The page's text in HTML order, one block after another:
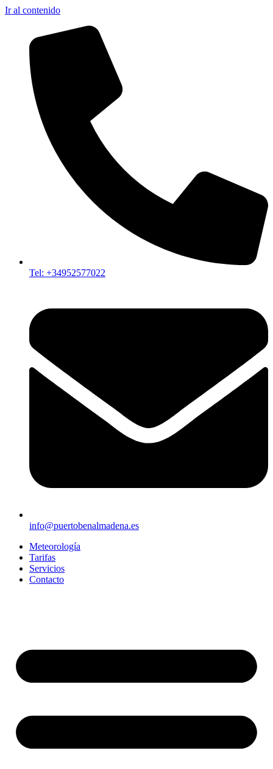
Ir al contenido
Tel: +34952577022
info@puertobenalmadena.es
Meteorología
Tarifas
Servicios
Contacto